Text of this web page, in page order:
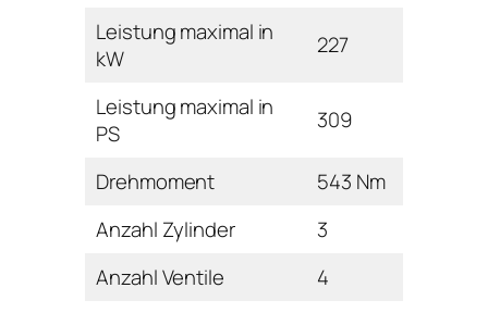
Leistung maximal in
kW
227
Leistung maximal in
PS
309
Drehmoment
543 Nm
Anzahl Zylinder
3
Anzahl Ventile
4